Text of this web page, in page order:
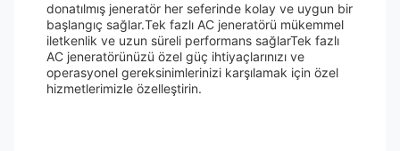
donatılmış jeneratör her seferinde kolay ve uygun bir
başlangıç sağlar.Tek fazlı AC jeneratörü mükemmel
iletkenlik ve uzun süreli performans sağlarTek fazlı
AC jeneratörünüzü özel güç ihtiyaçlarınızı ve
operasyonel gereksinimlerinizi karşılamak için özel
hizmetlerimizle özelleştirin.